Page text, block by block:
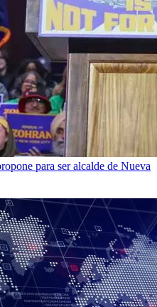
para ser alcalde de Nueva